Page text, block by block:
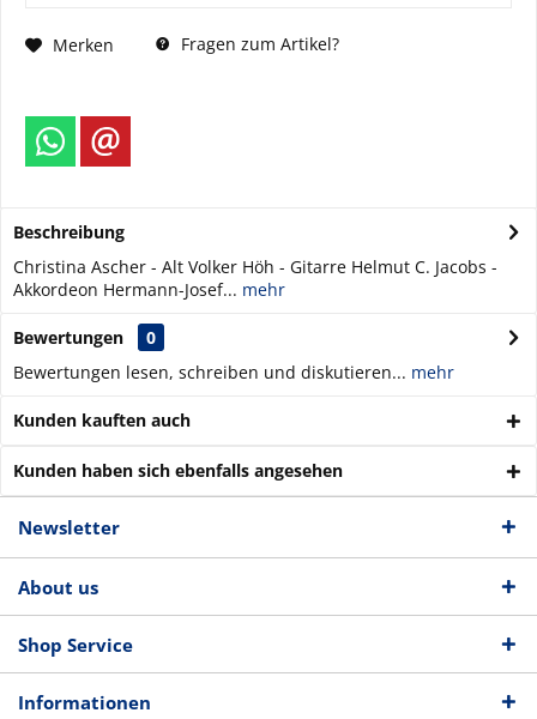
Merken Fragen zum Artikel?
Beschreibung
Christina Ascher - Alt Volker Höh - Gitarre Helmut C. Jacobs -
Akkordeon Hermann-Josef... mehr
Bewertungen
0
Bewertungen lesen, schreiben und diskutieren... mehr
Kunden kauften auch
Kunden haben sich ebenfalls angesehen
Newsletter
About us
Shop Service
Informationen